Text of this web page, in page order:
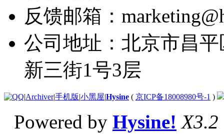
反馈邮箱：
公司地址：北京市昌
新三街1号3层
|Archiver|手机版|小黑屋|Hysine ( 京ICP备18008980号-1 )
Powered by Hysine! X3.2